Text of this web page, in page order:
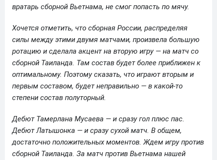
вратарь сборной Вьетнама, не смог попасть по мячу.
Хочется отметить, что сборная России, распределяя
силы между этими двумя матчами, произвела большую
ротацию и сделала акцент на вторую игру — на матч со
сборной Таиланда. Там состав будет более приближен к
оптимальному. Поэтому сказать, что играют вторым и
первым составом, будет неправильно — в какой-то
степени состав полуторный.
Дебют Тамерлана Мусаева — и сразу гол плюс пас.
Дебют Латышонка — и сразу сухой матч. В общем,
достаточно положительных моментов. Ждем игру против
сборной Таиланда. За матч против Вьетнама нашей